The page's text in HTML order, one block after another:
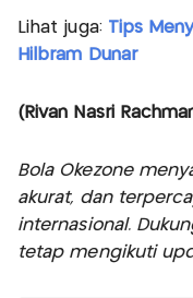
Lihat juga: Tips
Hilbram Dunar
(Rivan Nasri
Bola Okezone
akurat, dan
internasional.
tetap mengikuti